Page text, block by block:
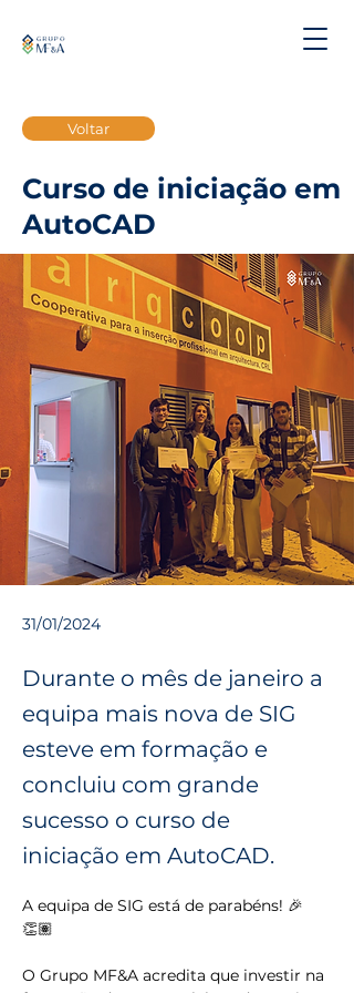
Voltar
Curso de iniciação em
AutoCAD
31/01/2024
Durante o mês de janeiro a
equipa mais nova de SIG
esteve em formação e
concluiu com grande
sucesso o curso de
iniciação em AutoCAD.
A equipa de SIG está de parabéns! 🎉
👏🏽
O Grupo MF&A acredita que investir na